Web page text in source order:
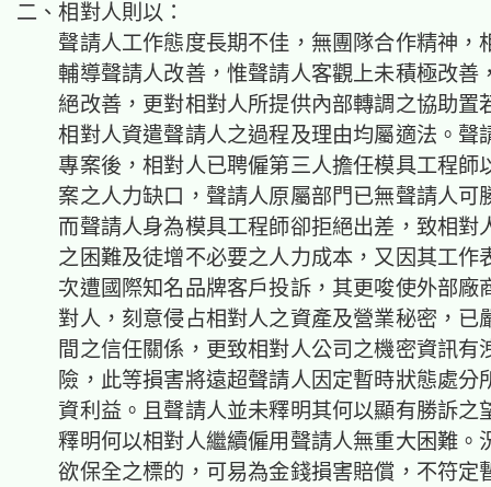
二、相對人則以：
聲請人工作態度長期不佳，無團隊合作精神，
輔導聲請人改善，惟聲請人客觀上未積極改善
絕改善，更對相對人所提供內部轉調之協助置
相對人資遣聲請人之過程及理由均屬適法。聲
專案後，相對人已聘僱第三人擔任模具工程師
案之人力缺口，聲請人原屬部門已無聲請人可
而聲請人身為模具工程師卻拒絕出差，致相對
之困難及徒增不必要之人力成本，又因其工作
次遭國際知名品牌客戶投訴，其更唆使外部廠
對人，刻意侵占相對人之資產及營業秘密，已
間之信任關係，更致相對人公司之機密資訊有
險，此等損害將遠超聲請人因定暫時狀態處分
資利益。且聲請人並未釋明其何以顯有勝訴之
釋明何以相對人繼續僱用聲請人無重大困難。
欲保全之標的，可易為金錢損害賠償，不符定